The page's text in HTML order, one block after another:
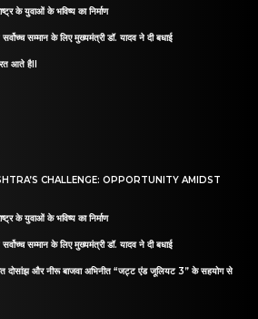
के युवाओं के भविष्य का निर्माण
सर्वोच्च सम्मान के लिए मुख्यमंत्री डॉ. यादव ने दी बधाई
आते हैII
CHALLENGE: OPPORTUNITY AMIDST
के युवाओं के भविष्य का निर्माण
सर्वोच्च सम्मान के लिए मुख्यमंत्री डॉ. यादव ने दी बधाई
दोसांझ और नीरू बाजवा अभिनीत “जट्ट एंड जूलियट 3” के सहयोग से